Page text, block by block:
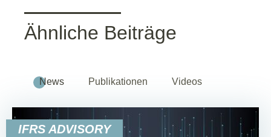
Ähnliche Beiträge
News Publikationen Videos
IFRS ADVISORY